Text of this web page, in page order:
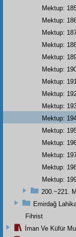
Mektup:
Mektup:
Mektup:
Mektup:
Mektup:
Mektup:
Mektup: 191
Mektup:
Mektup:
Mektup:
Mektup:
Mektup:
Mektup:
Mektup:
Mektup:
200.~221.
Emirdağ
Fihrist
İman Ve Küfür